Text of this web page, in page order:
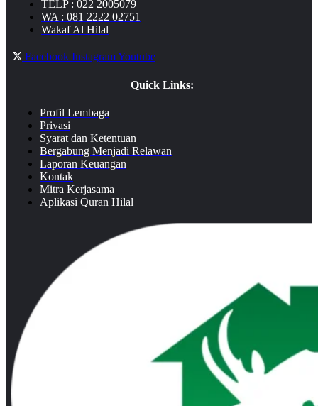
TELP : 022 2005079
WA : 081 2222 02751
Wakaf Al Hilal
Facebook InstagramYoutube
Quick Links:
Profil Lembaga
Privasi
Syarat dan Ketentuan
Bergabung Menjadi Relawan
Laporan Keuangan
Kontak
Mitra Kerjasama
Aplikasi Quran Hilal